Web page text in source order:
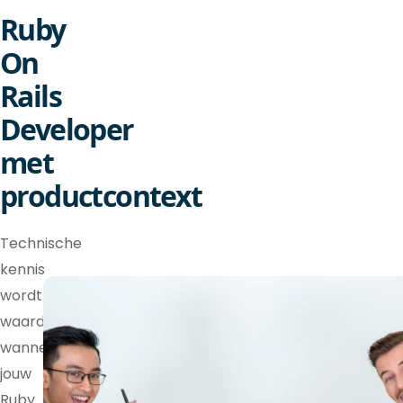
Ruby
On
Rails
Developer
met
productcontext
Technische
kennis
wordt
waardevoller
wanneer
jouw